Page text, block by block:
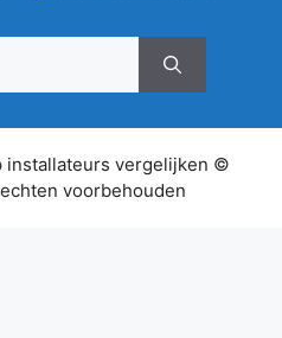
installateurs vergelijken ©
voorbehouden